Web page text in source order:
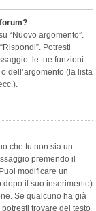
“Nuovo argomento”.
Potresti
le tue funzioni
dell’argomento (la lista
che tu non sia un
premendo il
modificare un
dopo il suo inserimento)
Se qualcuno ha già
trovare del testo